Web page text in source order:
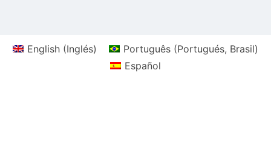
English (Inglés) Português (Portugués, Brasil)
Español